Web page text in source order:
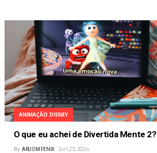
ANIMAÇÃO DISNEY
O que eu achei de Divertida Mente 2?
By ARUOM FENIX Jun 25, 2024